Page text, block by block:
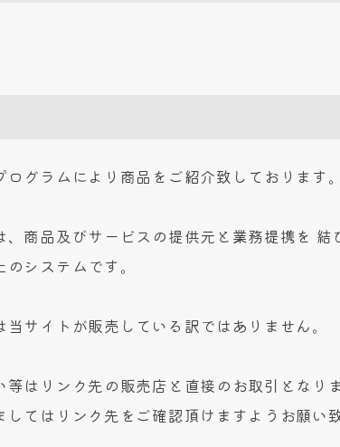
グラムにより商品をご紹介致しております。
商品及びサービスの提供元と業務提携を 結
システムです。
サイトが販売している訳ではありません。
はリンク先の販売店と直接のお取引となり
てはリンク先をご確認頂けますようお願い致